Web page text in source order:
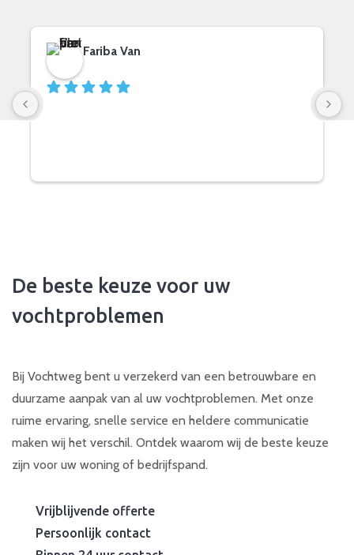
Fariba Van
11 months ago
De beste keuze voor uw
vochtproblemen
Bij Vochtweg bent u verzekerd van een betrouwbare en
duurzame aanpak van al uw vochtproblemen. Met onze
ruime ervaring, snelle service en heldere communicatie
maken wij het verschil. Ontdek waarom wij de beste keuze
zijn voor uw woning of bedrijfspand.
Vrijblijvende offerte
Persoonlijk contact